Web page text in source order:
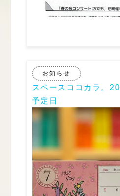
お知らせ
スペースココカラ。
予定日